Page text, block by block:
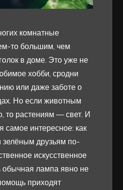
комнатные
то большим, чем
в доме. Это уже не
хобби, сродни
или даже заботе о
Но если животным
то растениям — свет. И
самое интересное: как
зелёным друзьям по-
искусственное
лампа явно не
приходят